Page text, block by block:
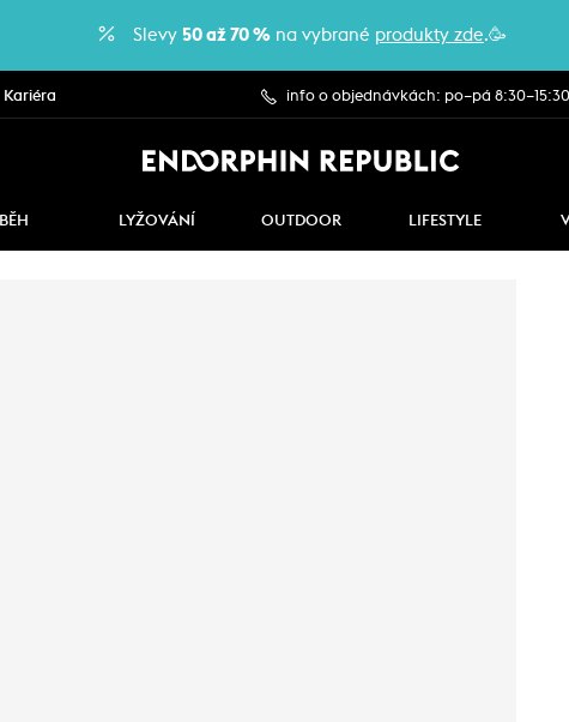
Slevy 50 až 70 % na vybrané produkty zde.🥳
Kariéra info o objednávkách: po–pá 8:30–15:30
BĚH LYŽOVÁNÍ OUTDOOR LIFESTYLE